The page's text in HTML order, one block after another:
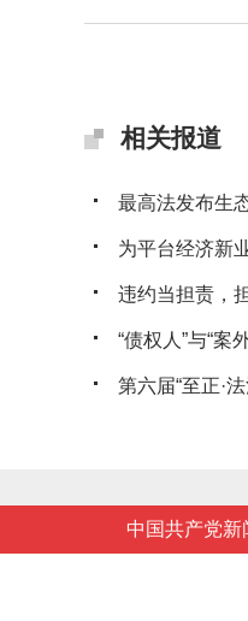
相关报道
最高法发布生
为平台经济新
违约当担责，
“债权人”与“
第六届“至正·
中国共产党新